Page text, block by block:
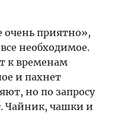
очень приятно»,
необходимое.
к временам
и пахнет
но по запросу
Чайник, чашки и